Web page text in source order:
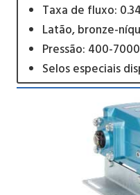
Taxa de fluxo:
Latão, bronze-
Pressão: 400-
Selos especiais